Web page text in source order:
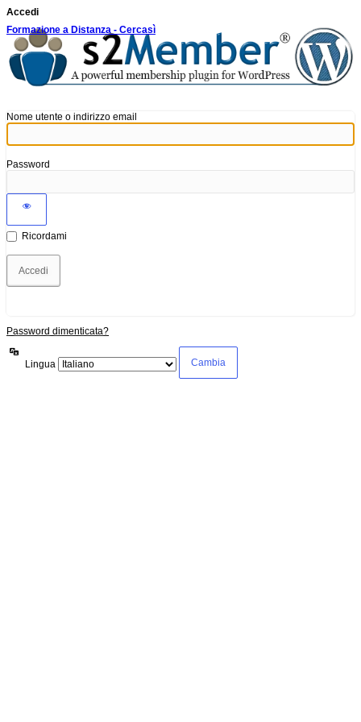
Accedi
Formazione a Distanza - Cercasì
Nome utente o indirizzo email
Password
Ricordami
Password dimenticata?
Lingua